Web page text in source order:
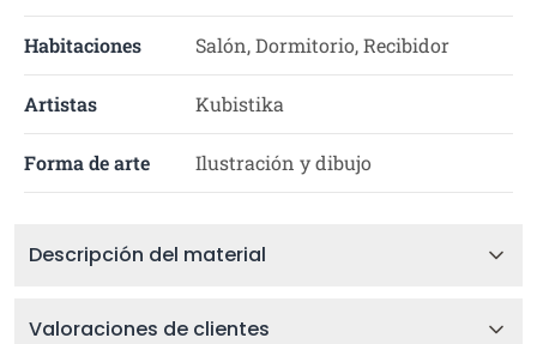
Habitaciones Salón, Dormitorio, Recibidor
Artistas Kubistika
Forma de arte Ilustración y dibujo
Descripción del material
Valoraciones de clientes